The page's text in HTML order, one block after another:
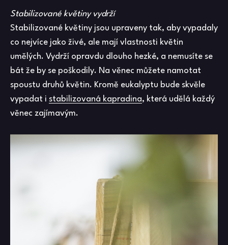
Stabilizované květiny vydrží
Stabilizované květiny jsou upraveny tak, aby vypadaly
co nejvíce jako živé, ale mají vlastnosti květin
umělých. Vydrží opravdu dlouho hezké, a nemusíte se
bát že by se poškodily. Na věnec můžete namotat
spoustu druhů květin. Kromě eukalyptu bude skvěle
vypadat i stabilizovaná kapradina, která udělá každý
věnec zajímavým.